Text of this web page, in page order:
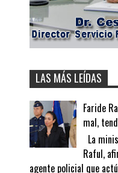
LAS MÁS LEÍDAS
Faride
mal,
La
Raful,
agente policial que